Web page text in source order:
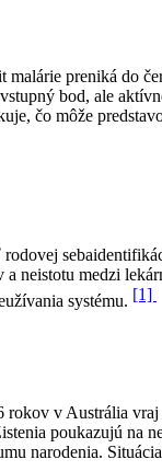
preniká do
bod, ale
čo môže
neistotu medzi
systému. [1]
rokov v Austrália
poukazujú na
narodenia.